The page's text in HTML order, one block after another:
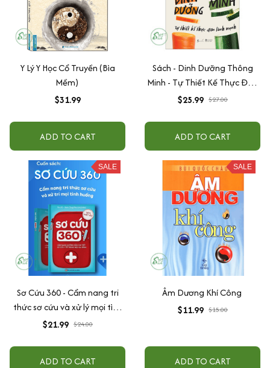
Y Lý Y Học Cổ Truyền (Bìa
Mềm)
$31.99
ADD TO CART
Sách - Dinh Dưỡng Thông
Minh - Tự Thiết Kế Thực Đơn
Lành Mạnh
$25.99 $27.00
ADD TO CART
SALE
Sơ Cứu 360 - Cẩm nang tri
thức sơ cứu và xử lý mọi tình
huống
$21.99 $24.00
ADD TO CART
SALE
Âm Dương Khí Công
$11.99 $15.00
ADD TO CART